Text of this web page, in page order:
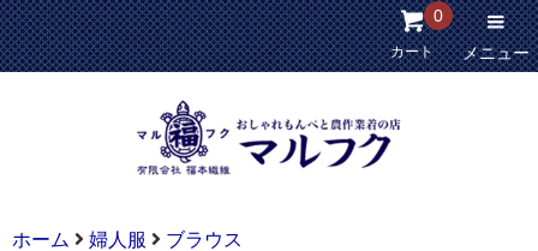
カート
0
メニュー
ホーム 婦人服 ブラウス